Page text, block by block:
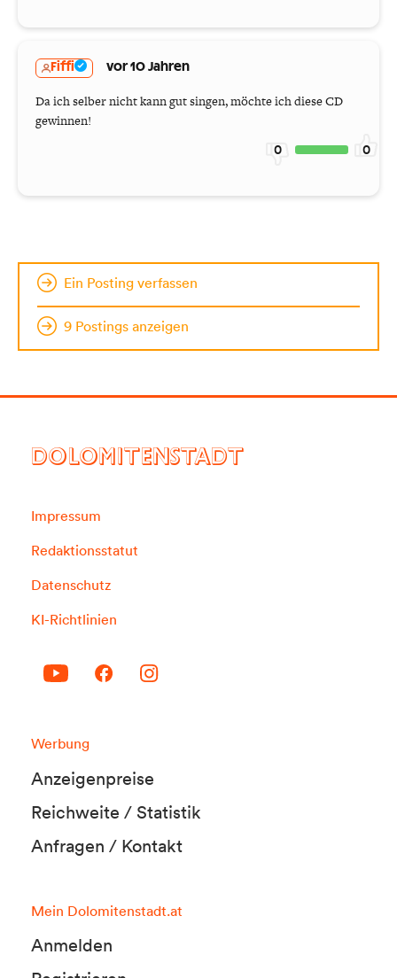
Fiffi vor 10 Jahren
Da ich selber nicht kann gut singen, möchte ich diese CD
gewinnen!
0 0
Ein Posting verfassen
9 Postings anzeigen
DOLOMITENSTADT
Impressum
Redaktionsstatut
Datenschutz
KI-Richtlinien
Werbung
Anzeigenpreise
Reichweite / Statistik
Anfragen / Kontakt
Mein Dolomitenstadt.at
Anmelden